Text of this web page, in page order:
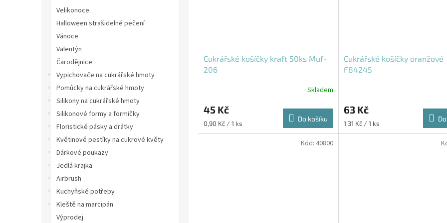
Velikonoce
Halloween strašidelné pečení
Vánoce
Valentýn
Čarodějnice
Vypichovače na cukrářské hmoty
Pomůcky na cukrářské hmoty
Silikony na cukrářské hmoty
Silikonové formy a formičky
Floristické pásky a drátky
Květinové pestíky na cukrové květy
Dárkové poukazy
Jedlá krajka
Airbrush
Kuchyňské potřeby
Kleště na marcipán
Výprodej
Cukrářské košíčky kraft 50ks Muf-
206
Skladem
45 Kč
Měrná
0,90 Kč / 1 ks
Do košíku
Cukrářské košíčky oranžové
F84245
63 Kč
Měrná
1,31 Kč / 1 ks
Kód: 40800